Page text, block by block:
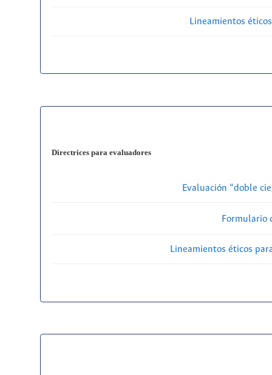
Lineamientos
Directrices para evaluadores
Evaluación “doble
Formulario
Lineamientos éticos